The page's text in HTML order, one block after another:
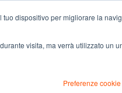
dispositivo per migliorare la
visita, ma verrà utilizzato un
Preferenze cookie
Contatti